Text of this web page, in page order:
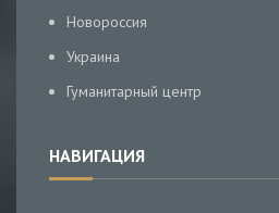
Новороссия
Украина
Гуманитарный центр
НАВИГАЦИЯ